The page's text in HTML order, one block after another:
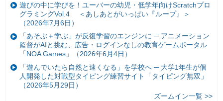
遊びの中に学びを！ユーバーの幼児・低学年向けScratchプロ
グラミングVol.4 ＜あしあとがいっぱい『ループ』＞
（2026年7月6日）
「あそぶ＋学ぶ」が反復学習のエンジンに ─ アニメーション
監督がAIと挑む、広告・ログインなしの教育ゲームポータル
「NOA Games」（2026年6月4日）
「遊んでいたら自然と速くなる」を学校へ ─ 大学1年生が個
人開発した対戦型タイピング練習サイト「タイピング無双」
（2026年5月29日）
ズームイン一覧 >>